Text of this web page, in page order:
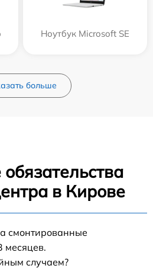
Ноутбук Microsoft SE
больше
в Кирове
смонтированные
месяцев.
случаем?